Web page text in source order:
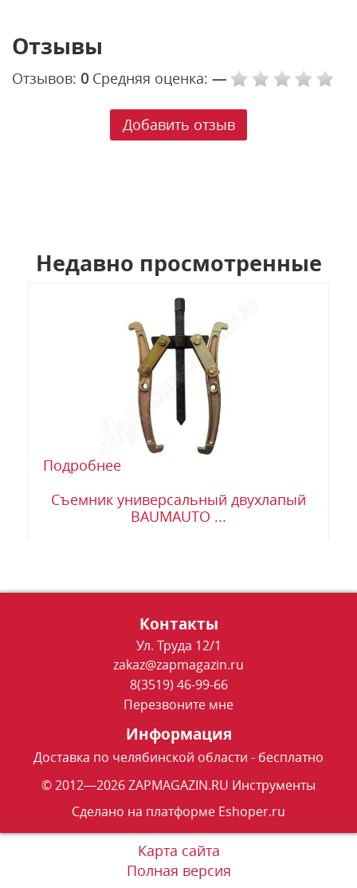
Отзывы
Отзывов: 0 Средняя оценка: —
Добавить отзыв
Недавно просмотренные
Подробнее
Съемник универсальный двухлапый
BAUMAUTO ...
Контакты
Ул. Труда 12/1
zakaz@zapmagazin.ru
8(3519) 46-99-66
Перезвоните мне
Информация
Доставка по челябинской области - бесплатно
© 2012—2026 ZAPMAGAZIN.RU Инструменты
Сделано на платформе Eshoper.ru
Карта сайта
Полная версия